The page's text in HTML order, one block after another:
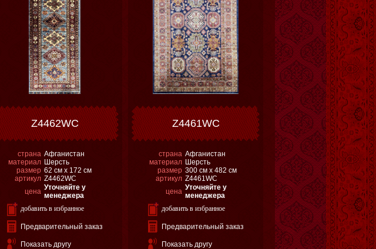
Z4462WC
страна Афганистан
материал Шерсть
размер 62 см х 172 см
артикул Z4462WC
цена Уточняйте у
менеджера
добавить в избранное
Предварительный заказ
Показать другу
Z4461WC
страна Афганистан
материал Шерсть
размер 300 см х 482 см
артикул Z4461WC
цена Уточняйте у
менеджера
добавить в избранное
Предварительный заказ
Показать другу